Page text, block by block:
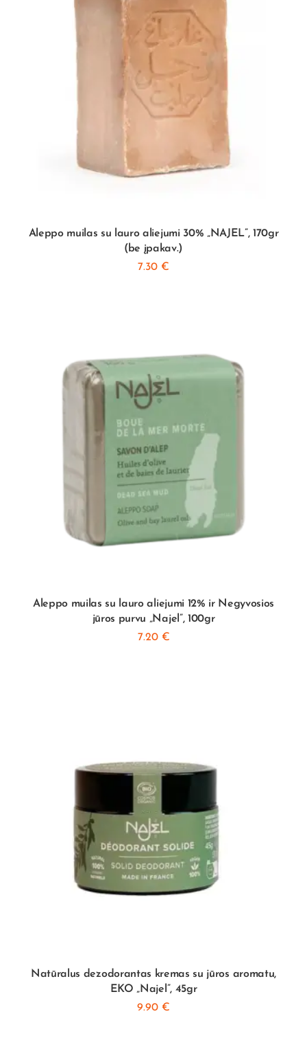
Aleppo muilas su lauro aliejumi 30% „NAJEL”, 170gr
(be įpakav.)
7.30 €
Aleppo muilas su lauro aliejumi 12% ir Negyvosios
jūros purvu „Najel”, 100gr
7.20 €
Natūralus dezodorantas kremas su jūros aromatu,
EKO „Najel”, 45gr
9.90 €